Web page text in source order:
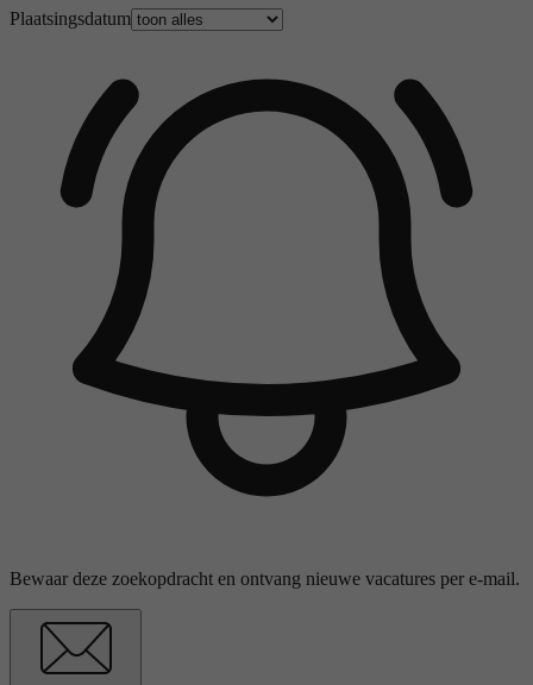
Plaatsingsdatum
Bewaar deze zoekopdracht en ontvang nieuwe vacatures per e-mail.